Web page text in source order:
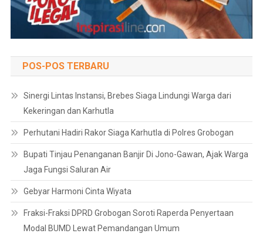
POS-POS TERBARU
Sinergi Lintas Instansi, Brebes Siaga Lindungi Warga dari
Kekeringan dan Karhutla
Perhutani Hadiri Rakor Siaga Karhutla di Polres Grobogan
Bupati Tinjau Penanganan Banjir Di Jono-Gawan, Ajak Warga
Jaga Fungsi Saluran Air
Gebyar Harmoni Cinta Wiyata
Fraksi-Fraksi DPRD Grobogan Soroti Raperda Penyertaan
Modal BUMD Lewat Pemandangan Umum